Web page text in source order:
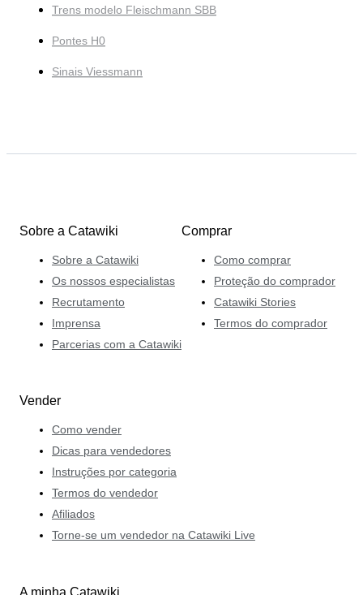
Trens modelo Fleischmann SBB
Pontes H0
Sinais Viessmann
Sobre a Catawiki
Sobre a Catawiki
Os nossos especialistas
Recrutamento
Imprensa
Parcerias com a Catawiki
Comprar
Como comprar
Proteção do comprador
Catawiki Stories
Termos do comprador
Vender
Como vender
Dicas para vendedores
Instruções por categoria
Termos do vendedor
Afiliados
Torne-se um vendedor na Catawiki Live
A minha Catawiki